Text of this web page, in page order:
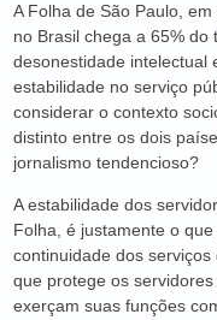
A Folha de São Paulo,
no Brasil chega a 65% do
desonestidade intelectual
estabilidade no serviço
considerar o contexto
distinto entre os dois
jornalismo tendencioso?
A estabilidade dos
Folha, é justamente o
continuidade dos
que protege os
exerçam suas funções